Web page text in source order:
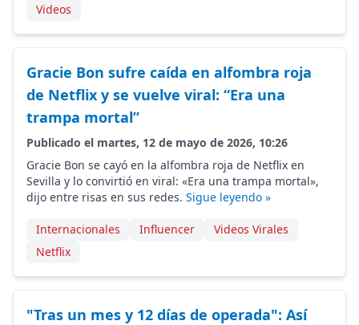
Videos
Gracie Bon sufre caída en alfombra roja
de Netflix y se vuelve viral: “Era una
trampa mortal”
Publicado el martes, 12 de mayo de 2026, 10:26
Gracie Bon se cayó en la alfombra roja de Netflix en
Sevilla y lo convirtió en viral: «Era una trampa mortal»,
dijo entre risas en sus redes. Sigue leyendo »
Internacionales Influencer
Videos Virales
Netflix
"Tras un mes y 12 días de operada": Así